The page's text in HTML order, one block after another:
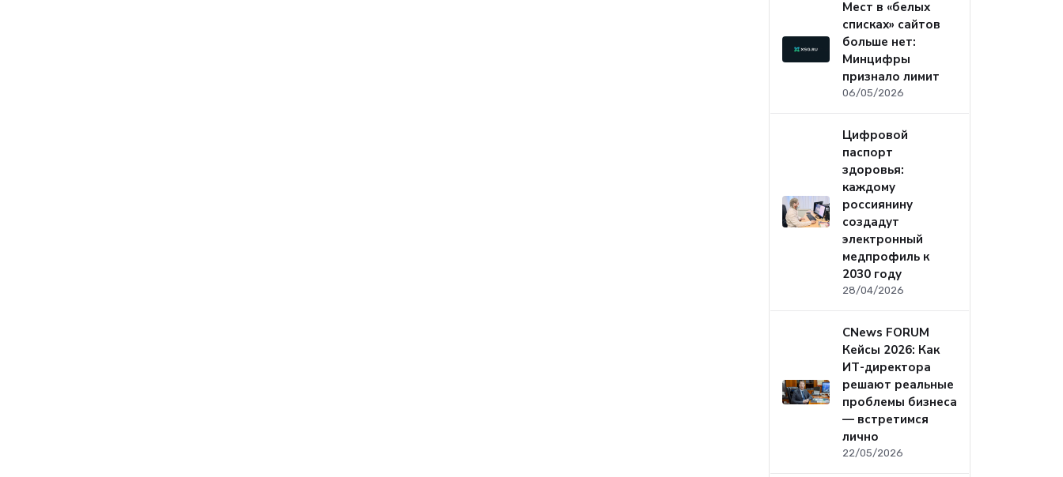
Мест в «белых
списках» сайтов
больше нет:
Минцифры
признало лимит
06/05/2026
Цифровой
паспорт
здоровья:
каждому
россиянину
создадут
электронный
медпрофиль к
2030 году
28/04/2026
CNews FORUM
Кейсы 2026: Как
ИТ-директора
решают реальные
проблемы бизнеса
— встретимся
лично
22/05/2026